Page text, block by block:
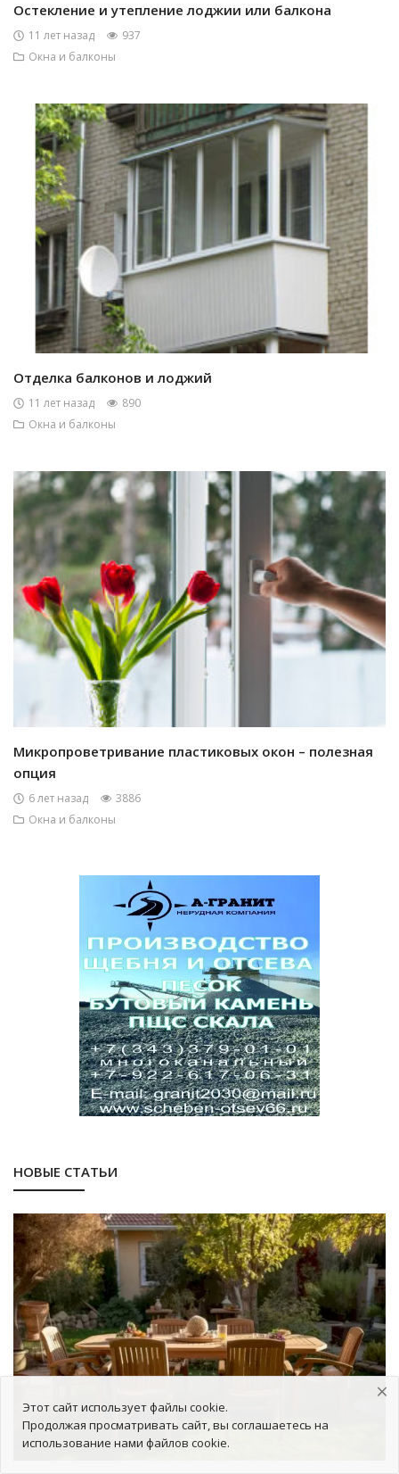
Остекление и утепление лоджии или балкона
11 лет назад
937
Окна и балконы
Отделка балконов и лоджий
11 лет назад
890
Окна и балконы
Микропроветривание пластиковых окон – полезная
опция
6 лет назад
3886
Окна и балконы
НОВЫЕ СТАТЬИ
Этот сайт использует файлы cookie.
Продолжая просматривать сайт, вы соглашаетесь на
использование нами файлов cookie.